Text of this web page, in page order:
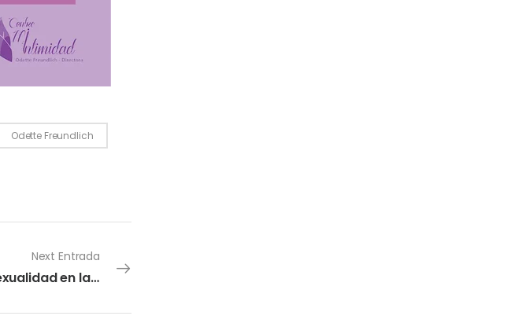
Odette Freundlich
Next Entrada
Mitos de la sexualidad en las prácticas y erotismo